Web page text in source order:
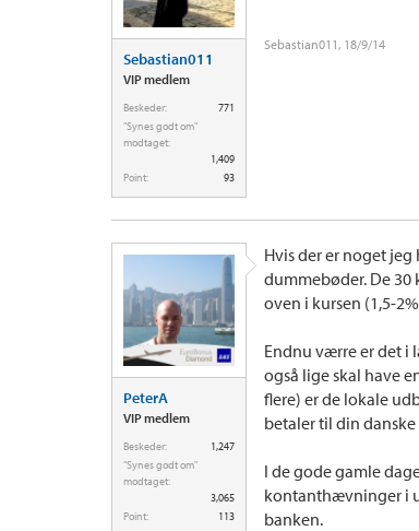
Sebastian011
VIP medlem
Beskeder:
771
"Synes godt om"
modtaget:
1,409
Point:
93
Sebastian011, 18/9/14
PeterA
VIP medlem
Beskeder:
1,247
"Synes godt om"
modtaget:
3,065
Point:
113
Hvis der er noget jeg
dummebøder. De
oven i kursen (1,5-
Endnu værre er det i
også lige skal have
flere) er de lokale
betaler til din
I de gode gamle
kontanthævninger i
banken.